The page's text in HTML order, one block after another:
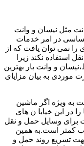
مثل نیسان و وانت
در امر خدمات
نمی توان یافت که از
استفاده نکند زیرا
و وانت بار بهترین
موردی به بیان مزایای
به ویژه اگر ماشین
در این خیابا ن های
برای وسایل حمل و نقل
کمتر است.به همین
تسریع روند حمل و